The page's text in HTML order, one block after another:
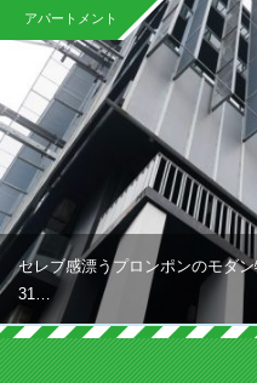
アパートメント
セレブ感漂うプロンポンのモダ
31…